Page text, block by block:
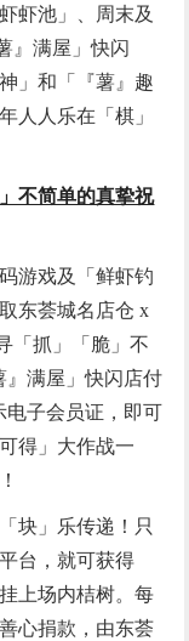
虾池」、周末及
』满屋」快闪
」和「『薯』趣
人人乐在「棋」
不简单的真挚祝
游戏及「鲜虾钓
东荟城名店仓 x
「抓」「脆」不
』满屋」快闪店付
电子会员证，即可
得」大作战一
块」乐传递！只
台，就可获得
上场内桔树。每
心捐款，由东荟